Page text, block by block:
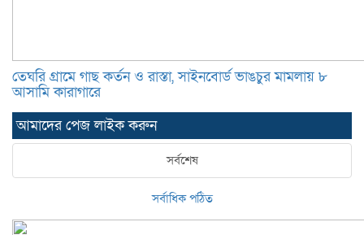
তেঘরি গ্রামে গাছ কর্তন ও রাস্তা, সাইনবোর্ড ভাঙচুর মামলায় ৮
আসামি কারাগারে
আমাদের পেজ লাইক করুন
সর্বশেষ
সর্বাধিক পঠিত